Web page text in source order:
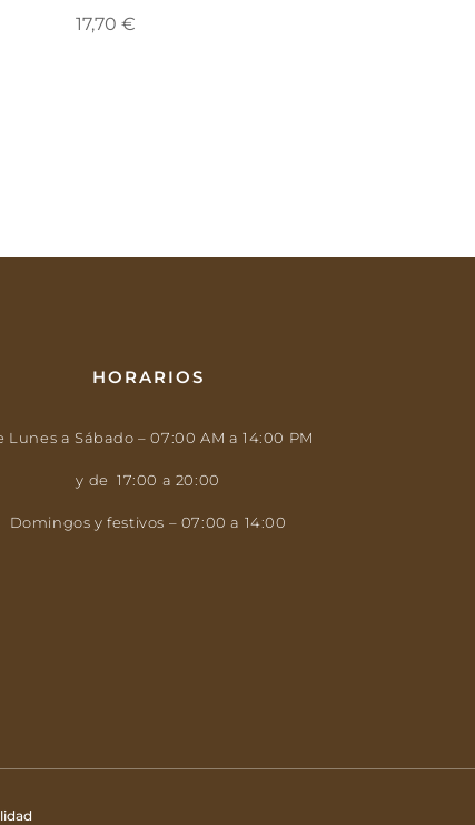
17,70€
HORARIOS
Lunes a Sábado – 07:00 AM a 14:00 PM
y de 17:00 a 20:00
Domingos y festivos – 07:00 a 14:00